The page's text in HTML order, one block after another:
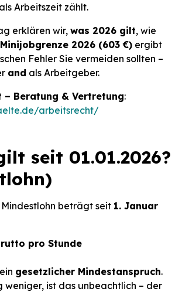
Arbeitszeit zählt.
erklären wir, was 2026 gilt, wie
Minijobgrenze 2026 (603 €) ergibt
Fehler Sie vermeiden sollten –
and als Arbeitgeber.
– Beratung & Vertretung:
arbeitsrecht/
seit 01.01.2026?
beträgt seit 1. Januar
pro Stunde
gesetzlicher Mindestanspruch.
weniger, ist das unbeachtlich – der